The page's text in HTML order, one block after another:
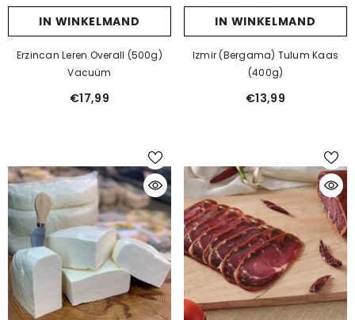
IN WINKELMAND
Erzincan Leren Overall (500g)
Vacuüm
€17,99
IN WINKELMAND
Izmir (Bergama) Tulum Kaas
(400g)
€13,99